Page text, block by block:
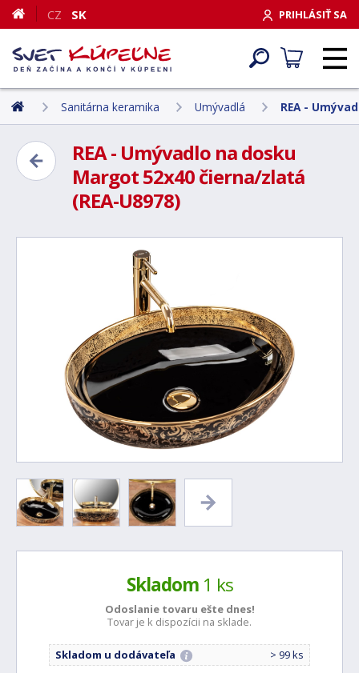
PRIHLÁSIŤ SA
CZ SK
Sanitárna keramika Umývadlá REA -
REA - Umývadlo na dosku
Margot 52x40 čierna/zlatá
(REA-U8978)
Skladom1 ks
Odoslanie tovaru ešte dnes!
Tovar je k dispozícii na sklade.
Skladom u dodávateľa > 99 ks